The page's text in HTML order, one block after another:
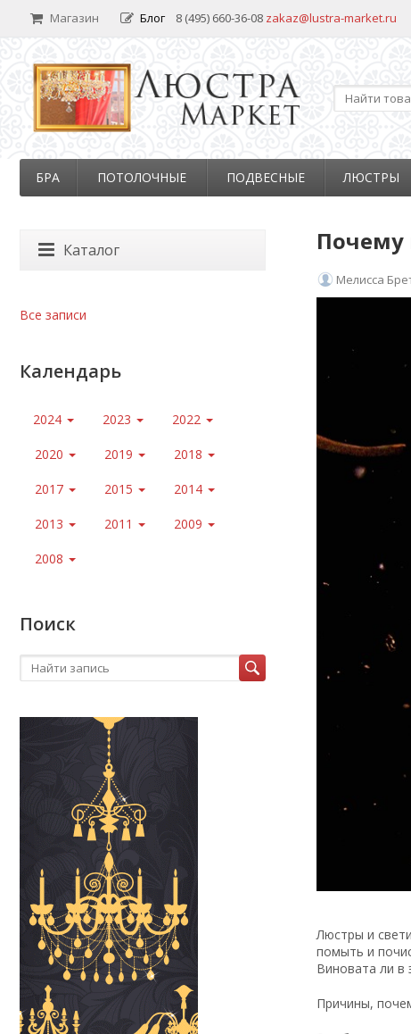
Магазин Блог 8 (495) 660-36-08 zakaz@lustra-market.ru
БРА ПОТОЛОЧНЫЕ ПОДВЕСНЫЕ ЛЮСТРЫ
Почему
Мелисса
Люстры и
помыть и
Виновата ли в
Причины,
Каталог
Все записи
Календарь
2024 2023 2022
2020 2019 2018
2017 2015 2014
2013 2011 2009
2008
Поиск